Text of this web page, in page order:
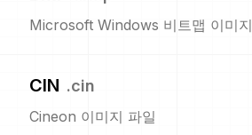
Microsoft Windows 비트맵 이미지
CIN .cin
Cineon 이미지 파일